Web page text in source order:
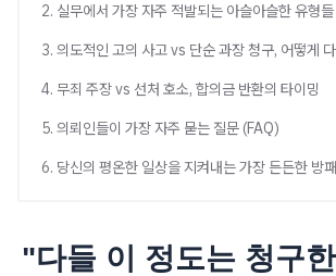
2. 실무에서 가장 자주 적발되는 아슬아슬한 유형들
3. 의도적인 고의 사고 vs 단순 과장 청구, 어떻게
4. 무죄 주장 vs 선처 호소, 합의금 반환의 타이밍
5. 의뢰인들이 가장 자주 묻는 질문 (FAQ)
6. 당신의 평온한 일상을 지켜내는 가장 든든한 방패
"다들 이 정도는 청구